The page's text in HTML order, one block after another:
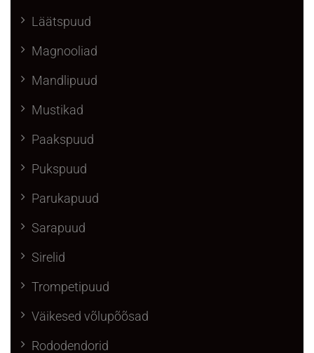
Läätspuud
Magnooliad
Mandlipuud
Mustikad
Paakspuud
Pukspuud
Parukapuud
Sarapuud
Sirelid
Trompetipuud
Väikesed võlupõõsad
Rododendorid